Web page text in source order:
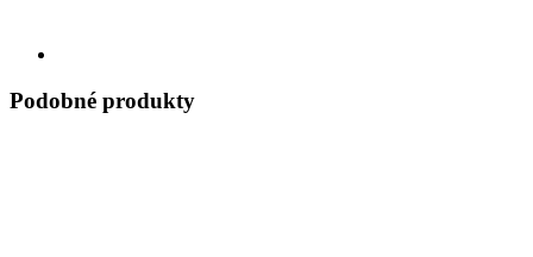
Podobné produkty